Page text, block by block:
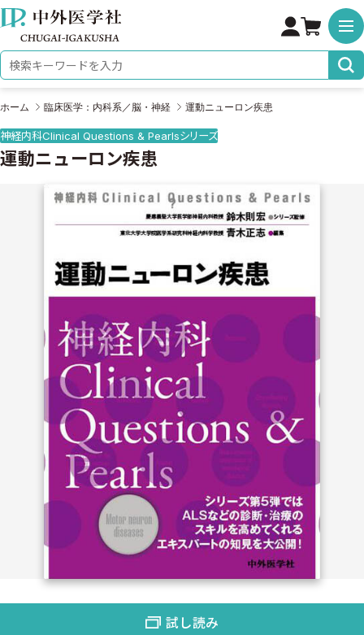
株式会社 中外医学社
検索キーワード
ホーム 臨床医学：内科系／脳・神経 運動ニューロン疾患
神経内科Clinical Questions & Pearlsシリーズ
運動ニューロン疾患
試し読み